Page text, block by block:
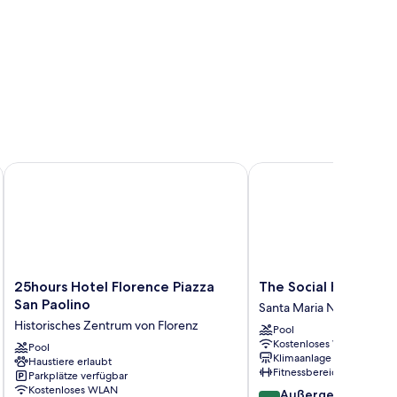
25hours
Hotel
Piazza
San
Paolino
Historisches
25hours Hotel Florence Piazza
San Paolino
Historisches Zentrum von Florenz
Pool
Haustiere erlaubt
Parkplätze verfügbar
Kostenloses WLAN
25hours Hotel Florence Piazza San Paolino
The
Social
Hub
Florence
Belfiore
Santa
Maria
The Social Hub
Santa Maria Novella
Pool
Kostenloses WLAN
Klimaanlage
Fitnessbereich
9.4
The Social Hub